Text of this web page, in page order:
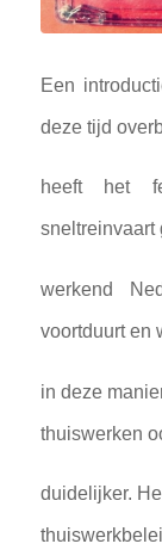
Een
deze tijd
heeft het
sneltreinvaart
werkend
voortduurt en
in deze
thuiswerken
duidelijker.